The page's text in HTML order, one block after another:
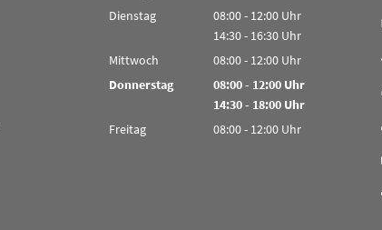
Von 08:00 bis 12:00 Uhr
Dienstag 08:00- 12:00 Uhr
Von 08:00 bis 12:00 Uhr
14:30- 16:30 Uhr
Von 14:30 bis 16:30 Uhr
Mittwoch 08:00- 12:00 Uhr
Von 08:00 bis 12:00 Uhr
Donnerstag 08:00- 12:00 Uhr
Von 08:00 bis 12:00 Uhr
14:30- 18:00 Uhr
Von 14:30 bis 18:00 Uhr
Freitag 08:00- 12:00 Uhr